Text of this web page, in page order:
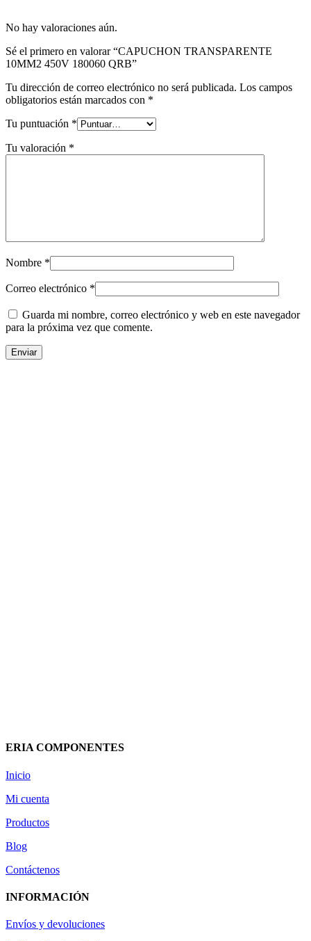
No hay valoraciones aún.
Sé el primero en valorar “CAPUCHON TRANSPARENTE
10MM2 450V 180060 QRB”
Tu dirección de correo electrónico no será publicada. Los campos
obligatorios están marcados con *
Tu puntuación *
Tu valoración *
Nombre *
Correo electrónico *
Guarda mi nombre, correo electrónico y web en este navegador
para la próxima vez que comente.
ERIA COMPONENTES
Inicio
Mi cuenta
Productos
Blog
Contáctenos
INFORMACIÓN
Envíos y devoluciones